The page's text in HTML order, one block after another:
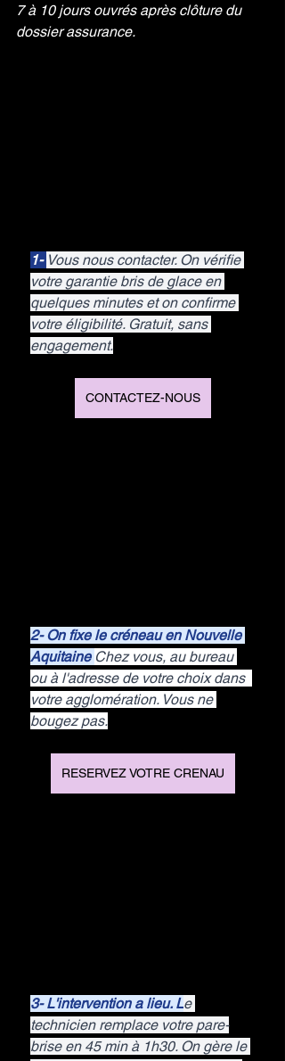
7 à 10 jours ouvrés après clôture du
dossier assurance.
1- Vous nous contacter. On vérifie
votre garantie bris de glace en
quelques minutes et on confirme
votre éligibilité. Gratuit, sans
engagement.
CONTACTEZ-NOUS
2- On fixe le créneau en Nouvelle
Aquitaine Chez vous, au bureau
ou à l'adresse de votre choix dans
votre agglomération. Vous ne
bougez pas.
RESERVEZ VOTRE CRENAU
3- L'intervention a lieu. Le
technicien remplace votre pare-
brise en 45 min à 1h30. On gère le